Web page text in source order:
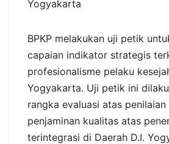
Yogyakarta
BPKP melakukan uji petik
capaian indikator strategis
profesionalisme pelaku
Yogyakarta. Uji petik ini
rangka evaluasi atas
penjaminan kualitas atas
terintegrasi di Daerah D.I.